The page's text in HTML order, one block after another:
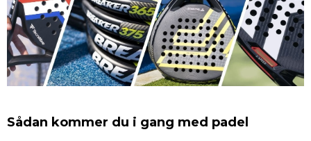
Sådan kommer du i gang med padel